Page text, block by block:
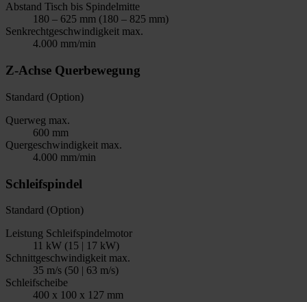
Abstand Tisch bis Spindelmitte
180 – 625 mm (180 – 825 mm)
Senkrechtgeschwindigkeit max.
4.000 mm/min
Z-Achse Querbewegung
Standard (Option)
Querweg max.
600 mm
Quergeschwindigkeit max.
4.000 mm/min
Schleifspindel
Standard (Option)
Leistung Schleifspindelmotor
11 kW (15 | 17 kW)
Schnittgeschwindigkeit max.
35 m/s (50 | 63 m/s)
Schleifscheibe
400 x 100 x 127 mm